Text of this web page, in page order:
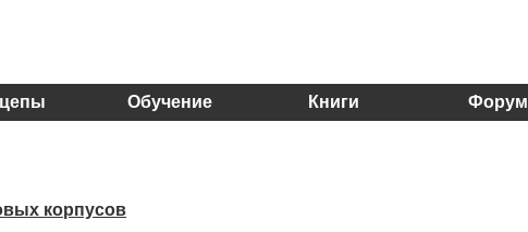
Обучение Книги Форум
корпусов